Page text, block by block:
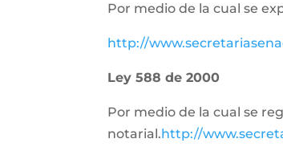
Por medio de la cual se
http://
Ley 588 de 2000
Por medio de la cual se
notarial.http://